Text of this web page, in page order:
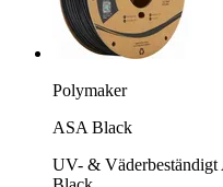
Polymaker
ASA Black
UV- & Väderbeständigt